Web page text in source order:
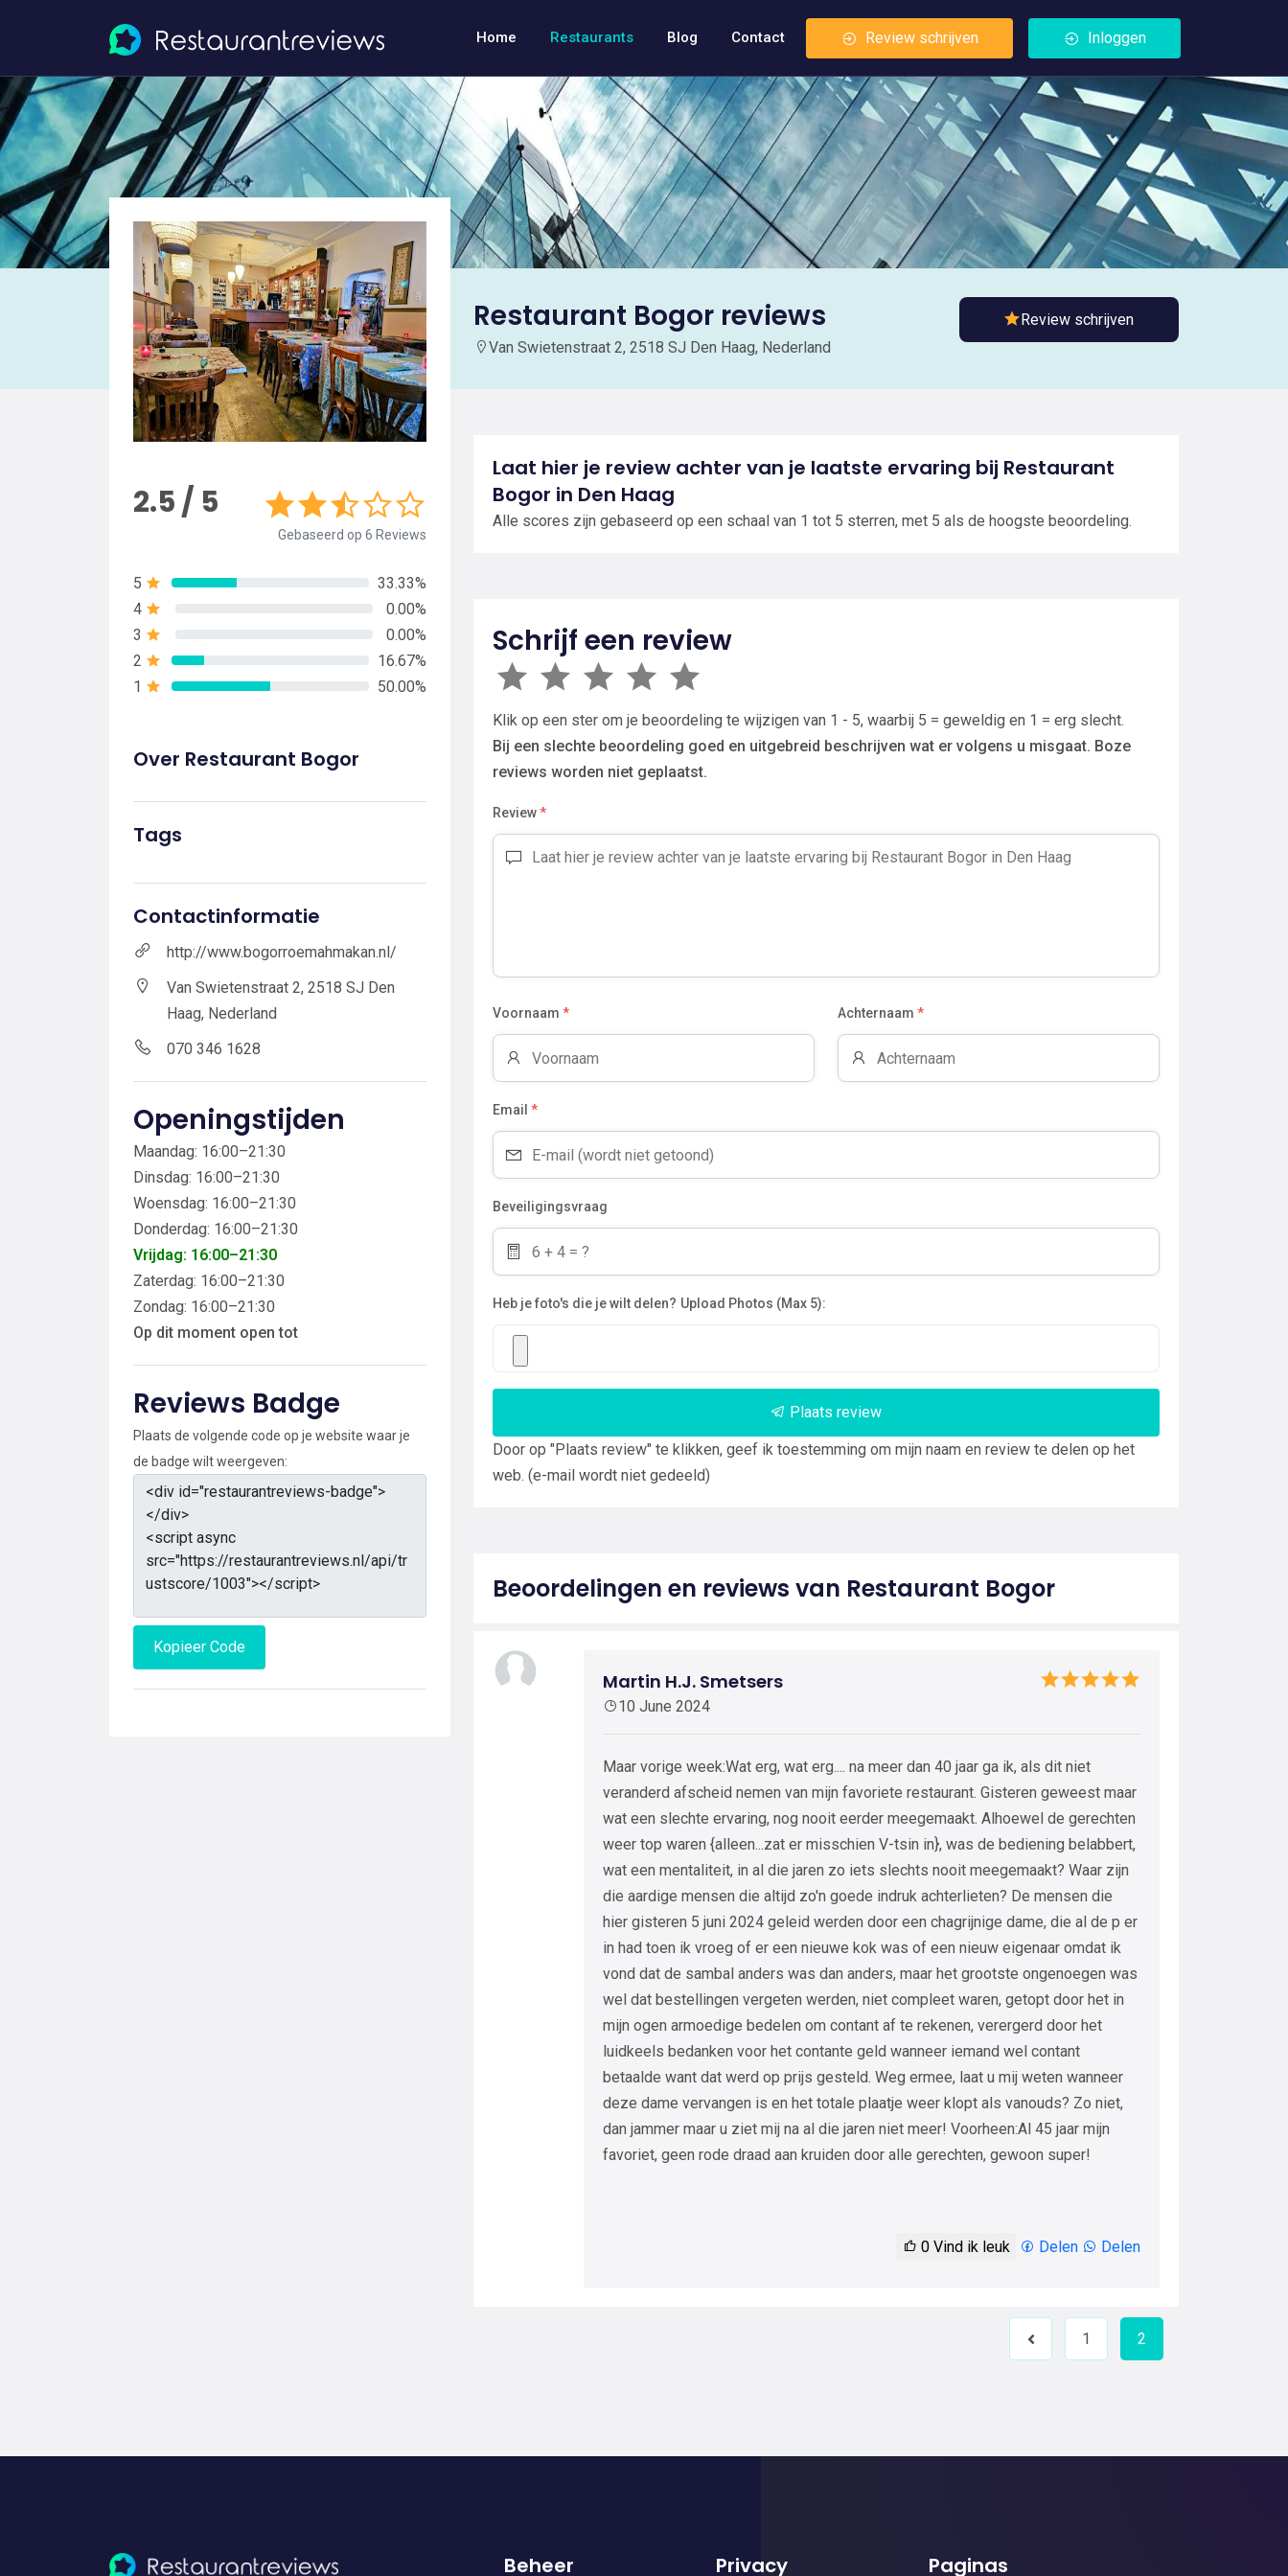
Home Restaurants Blog Contact Review schrijven Inloggen
Restaurant Bogor reviews
Van Swietenstraat 2, 2518 SJ Den Haag, Nederland
Review schrijven
2.5 / 5
Gebaseerd op 6 Reviews
5
33.33%
4
0.00%
3
0.00%
2
16.67%
1
50.00%
Over Restaurant Bogor
Tags
Contactinformatie
http://www.bogorroemahmakan.nl/
Van Swietenstraat 2, 2518 SJ Den
Haag, Nederland
070 346 1628
Openingstijden
Maandag: 16:00–21:30
Dinsdag: 16:00–21:30
Woensdag: 16:00–21:30
Donderdag: 16:00–21:30
Vrijdag: 16:00–21:30
Zaterdag: 16:00–21:30
Zondag: 16:00–21:30
Op dit moment open tot
Reviews Badge
Plaats de volgende code op je website waar je
de badge wilt weergeven:
Kopieer Code
Laat hier je review achter van je laatste ervaring bij Restaurant
Bogor in Den Haag
Alle scores zijn gebaseerd op een schaal van 1 tot 5 sterren, met 5 als de hoogste beoordeling.
Schrijf een review
Klik op een ster om je beoordeling te wijzigen van 1 - 5, waarbij 5 = geweldig en 1 = erg slecht.
Bij een slechte beoordeling goed en uitgebreid beschrijven wat er volgens u misgaat. Boze
reviews worden niet geplaatst.
Review*
Voornaam * Achternaam *
Email *
Beveiligingsvraag
Heb je foto's die je wilt delen? Upload Photos (Max 5):
Plaats review
Door op "Plaats review" te klikken, geef ik toestemming om mijn naam en review te delen op het
web. (e-mail wordt niet gedeeld)
Beoordelingen en reviews van Restaurant Bogor
Martin H.J. Smetsers
10 June 2024
Maar vorige week:Wat erg, wat erg.... na meer dan 40 jaar ga ik, als dit niet
veranderd afscheid nemen van mijn favoriete restaurant. Gisteren geweest maar
wat een slechte ervaring, nog nooit eerder meegemaakt. Alhoewel de gerechten
weer top waren {alleen...zat er misschien V-tsin in}, was de bediening belabbert,
wat een mentaliteit, in al die jaren zo iets slechts nooit meegemaakt? Waar zijn
die aardige mensen die altijd zo'n goede indruk achterlieten? De mensen die
hier gisteren 5 juni 2024 geleid werden door een chagrijnige dame, die al de p er
in had toen ik vroeg of er een nieuwe kok was of een nieuw eigenaar omdat ik
vond dat de sambal anders was dan anders, maar het grootste ongenoegen was
wel dat bestellingen vergeten werden, niet compleet waren, getopt door het in
mijn ogen armoedige bedelen om contant af te rekenen, verergerd door het
luidkeels bedanken voor het contante geld wanneer iemand wel contant
betaalde want dat werd op prijs gesteld. Weg ermee, laat u mij weten wanneer
deze dame vervangen is en het totale plaatje weer klopt als vanouds? Zo niet,
dan jammer maar u ziet mij na al die jaren niet meer! Voorheen:Al 45 jaar mijn
favoriet, geen rode draad aan kruiden door alle gerechten, gewoon super!
0 Vind ik leuk Delen Delen
Previous
1 2
Beheer Privacy Paginas